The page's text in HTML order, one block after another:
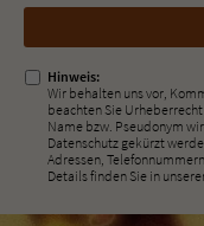
Nicht
ausfüllen!
Hinweis:
Wir behalten uns vor,
beachten Sie
Name bzw. Pseudonym
Datenschutz gekürzt
Adressen,
Details finden Sie in